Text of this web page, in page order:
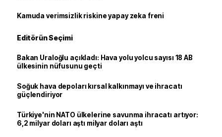
Kamuda verimsizlik riskine yapay zeka freni
Editörün Seçimi
Bakan Uraloğlu açıkladı: Hava yolu yolcu sayısı 18 AB
ülkesinin nüfusunu geçti
Soğuk hava depoları kırsal kalkınmayı ve ihracatı
güçlendiriyor
Türkiye'nin NATO ülkelerine savunma ihracatı artıyor:
6,2 milyar doları aştı milyar doları aştı